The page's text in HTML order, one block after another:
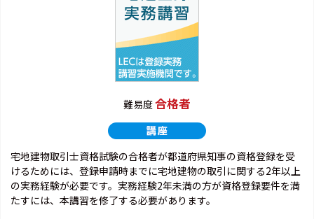
難易度合格者
宅地建物取引士資格試験の合格者が都道府県知事の資格登録を受
けるためには、登録申請時までに宅地建物の取引に関する2年以上
の実務経験が必要です。実務経験2年未満の方が資格登録要件を満
たすには、本講習を修了する必要があります。